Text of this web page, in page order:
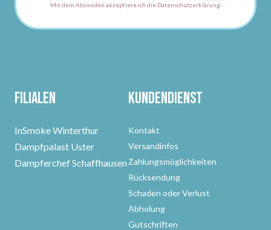
Mit dem Absenden akzeptiere ich die Datenschutzerklärung.
Filialen
InSmoke Winterthur
Dampfpalast Uster
Dampferchef Schaffhausen
Kundendienst
Kontakt
Versandinfos
Zahlungsmöglichkeiten
Rücksendung
Schaden oder Verlust
Abholung
Gutschriften